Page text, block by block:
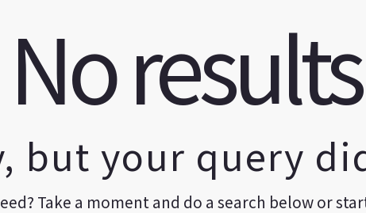
No results
but your query
Take a moment and do a search below or